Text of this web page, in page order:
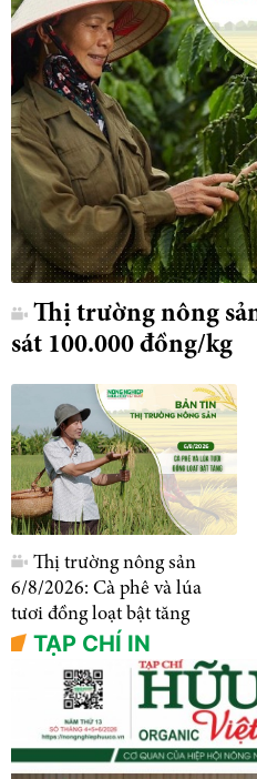
Thị trường nông
sát 100.000 đồng/kg
Thị trường nông sản
6/8/2026: Cà phê và lúa
tươi đồng loạt bật tăng
TẠP CHÍ IN